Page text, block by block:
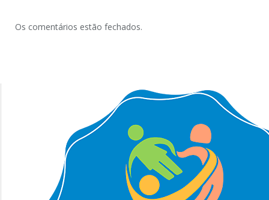
Os comentários estão fechados.